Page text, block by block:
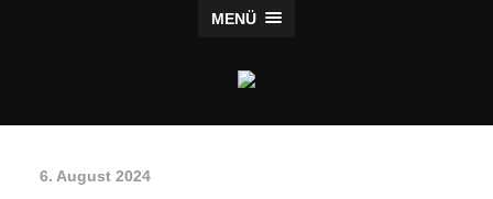
MENÜ
6. August 2024